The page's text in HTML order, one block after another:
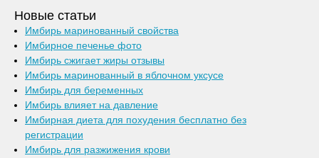
Новые статьи
Имбирь маринованный свойства
Имбирное печенье фото
Имбирь сжигает жиры отзывы
Имбирь маринованный в яблочном уксусе
Имбирь для беременных
Имбирь влияет на давление
Имбирная диета для похудения бесплатно без
регистрации
Имбирь для разжижения крови